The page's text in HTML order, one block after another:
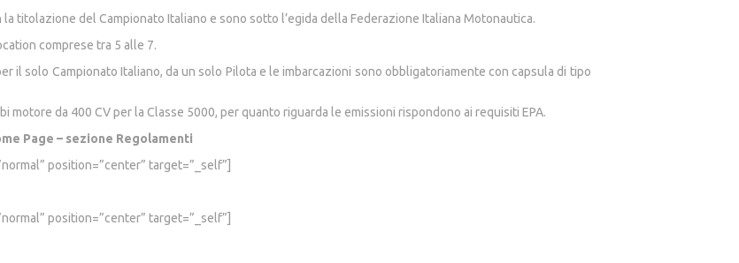
titolazione del Campionato Italiano e sono sotto l’egida della Federazione Italiana Motonautica.
comprese tra 5 alle 7.
il solo Campionato Italiano, da un solo Pilota e le imbarcazioni sono obbligatoriamente con capsula di tipo
da 400 CV per la Classe 5000, per quanto riguarda le emissioni rispondono ai requisiti EPA.
Page – sezione Regolamenti
position=”center” target=”_self”]
position=”center” target=”_self”]